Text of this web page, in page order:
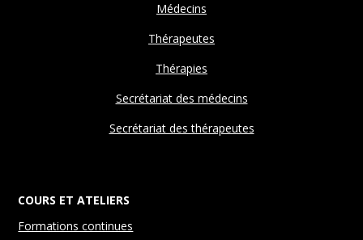
Médecins
Thérapeutes
Thérapies
Secrétariat des médecins
Secrétariat des thérapeutes
COURS ET ATELIERS
Formations continues